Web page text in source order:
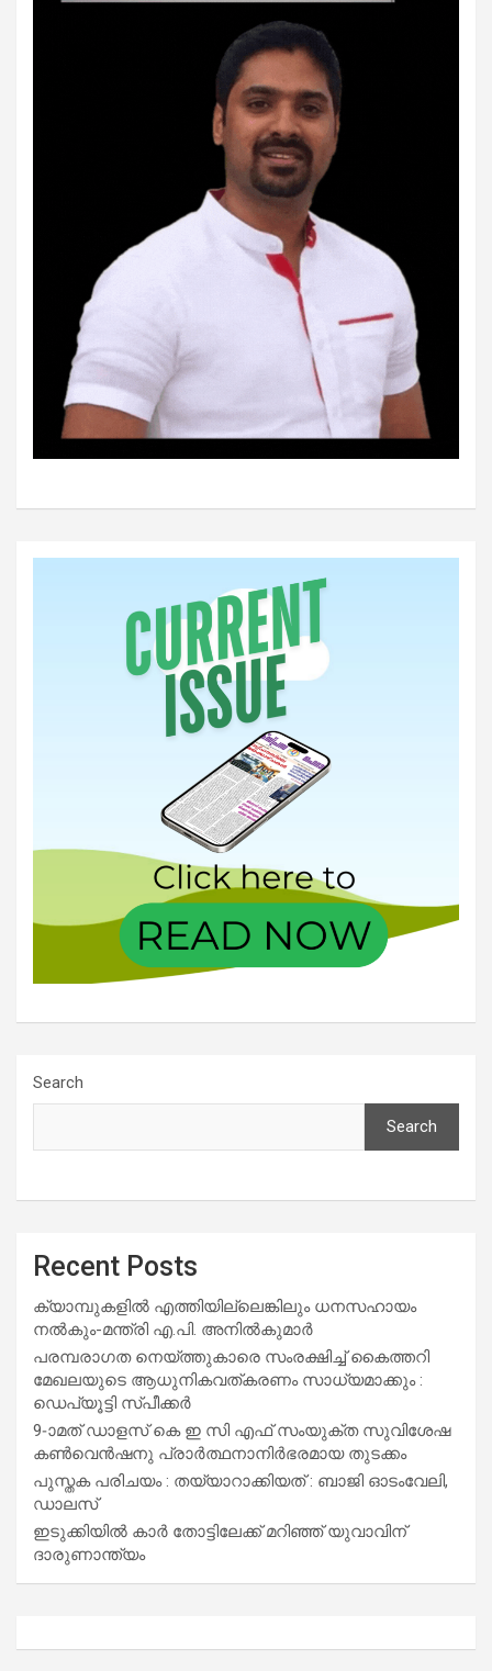
Search
Search
Recent Posts
ക്യാമ്പുകളിൽ എത്തിയില്ലെങ്കിലും ധനസഹായം
നൽകും-മന്ത്രി എ.പി. അനിൽകുമാർ
പരമ്പരാഗത നെയ്ത്തുകാരെ സംരക്ഷിച്ച് കൈത്തറി
മേഖലയുടെ ആധുനികവത്കരണം സാധ്യമാക്കും :
ഡെപ്യൂട്ടി സ്പീക്കർ
9-ാമത് ഡാളസ് കെ ഇ സി എഫ് സംയുക്ത സുവിശേഷ
കൺവെൻഷനു പ്രാർത്ഥനാനിർഭരമായ തുടക്കം
പുസ്തക പരിചയം : തയ്യാറാക്കിയത് : ബാജി ഓടംവേലി,
ഡാലസ്
ഇടുക്കിയിൽ കാർ തോട്ടിലേക്ക് മറിഞ്ഞ് യുവാവിന്
ദാരുണാന്ത്യം